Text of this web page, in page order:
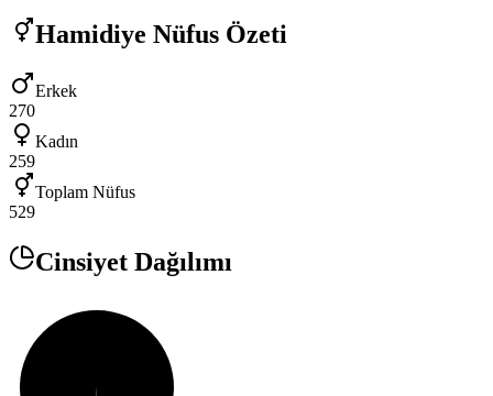
Hamidiye Nüfus Özeti
Erkek
270
Kadın
259
Toplam Nüfus
529
Cinsiyet Dağılımı